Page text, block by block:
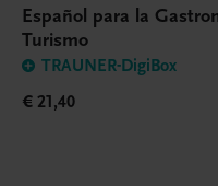
Español para la
Turismo
TRAUNER-DigiBox
€ 21,40